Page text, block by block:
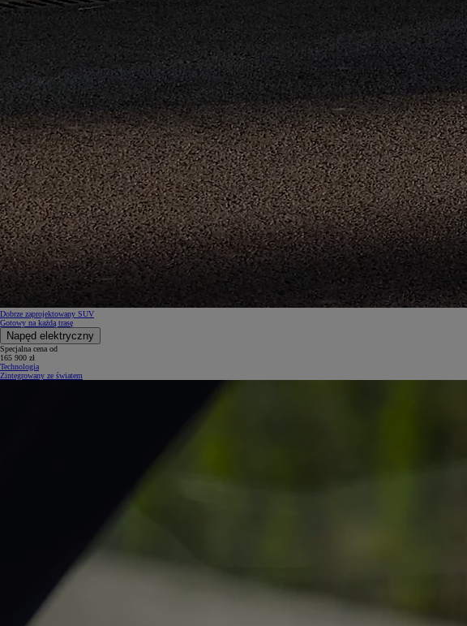
Dobrze zaprojektowany SUV
Gotowy na każdą trasę
Napęd elektryczny
Specjalna cena od
165 900 zł
Technologia
Zintegrowany ze światem